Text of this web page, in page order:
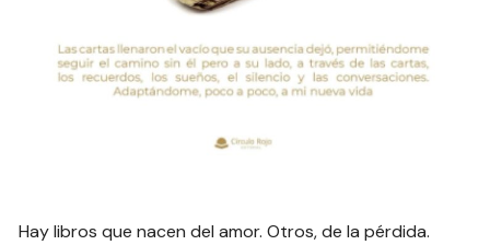
Hay libros que nacen del amor. Otros, de la pérdida.